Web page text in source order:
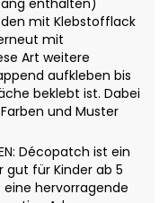
enthalten)
mit Klebstofflack
mit
Art weitere
aufkleben bis
beklebt ist. Dabei
und Muster
Décopatch ist ein
gut für Kinder ab 5
hervorragende